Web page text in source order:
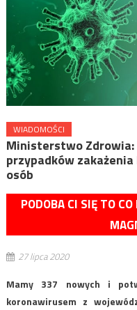
WIADOMOŚCI
Ministerstwo Zdrowia:
przypadków
osób
PODOBA CI SIĘ TO
27 lipca 2020
Mamy 337 nowych i
koronawirusem z